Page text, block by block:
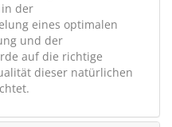
in der
eines optimalen
und der
auf die richtige
dieser natürlichen